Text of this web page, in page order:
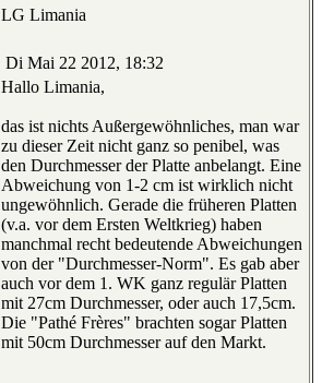
LG Limania
Di Mai 22 2012, 18:32
Hallo Limania,
das ist nichts Außergewöhnliches, man war
zu dieser Zeit nicht ganz so penibel, was
den Durchmesser der Platte anbelangt. Eine
Abweichung von 1-2 cm ist wirklich nicht
ungewöhnlich. Gerade die früheren Platten
(v.a. vor dem Ersten Weltkrieg) haben
manchmal recht bedeutende Abweichungen
von der "Durchmesser-Norm". Es gab aber
auch vor dem 1. WK ganz regulär Platten
mit 27cm Durchmesser, oder auch 17,5cm.
Die "Pathé Frères" brachten sogar Platten
mit 50cm Durchmesser auf den Markt.